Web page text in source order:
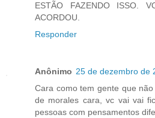
ESTÃO FAZENDO ISSO.
ACORDOU.
Responder
Anônimo 25 de dezembro de
Cara como tem gente que
de morales cara, vc vai vai
pessoas com pensamentos